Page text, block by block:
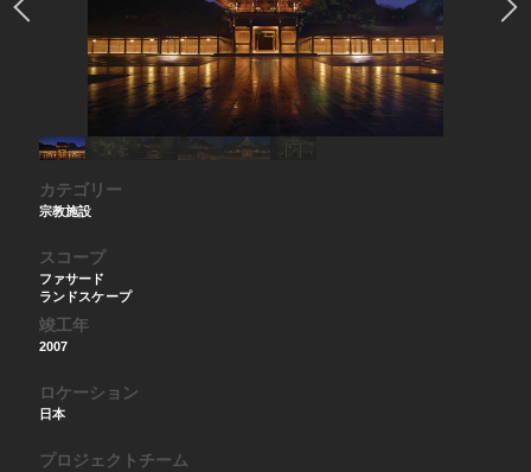
カテゴリー
宗教施設
スコープ
ファサード
ランドスケープ
竣工年
2007
ロケーション
日本
プロジェクトチーム